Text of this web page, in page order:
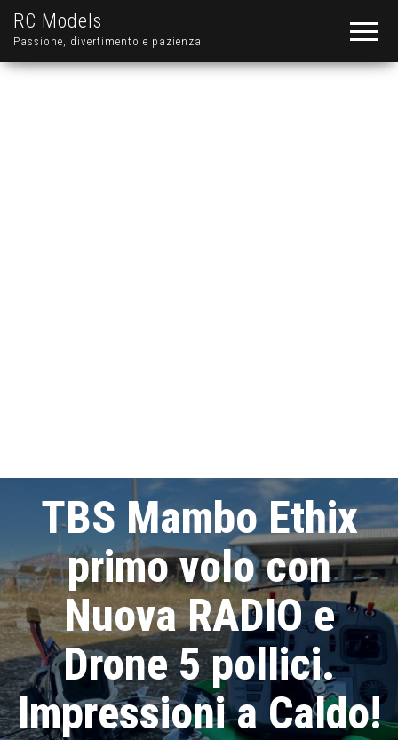
RC Models
Passione, divertimento e pazienza.
TBS Mambo Ethix
primo volo con
Nuova RADIO e
Drone 5 pollici.
Impressioni a Caldo!